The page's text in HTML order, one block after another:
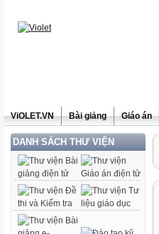
ViOLET.VN Bài giảng Giáo án
DANH SÁCH THƯ VIỆN